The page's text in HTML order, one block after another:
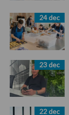
24 dec
23 dec
22 dec